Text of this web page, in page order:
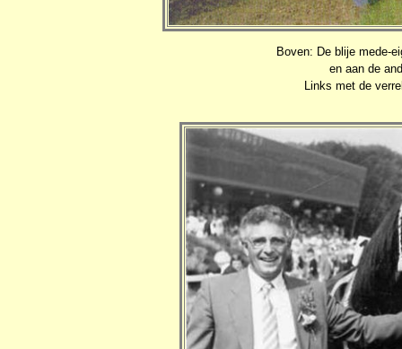
Boven: De blije mede-
en aan de
Links met de